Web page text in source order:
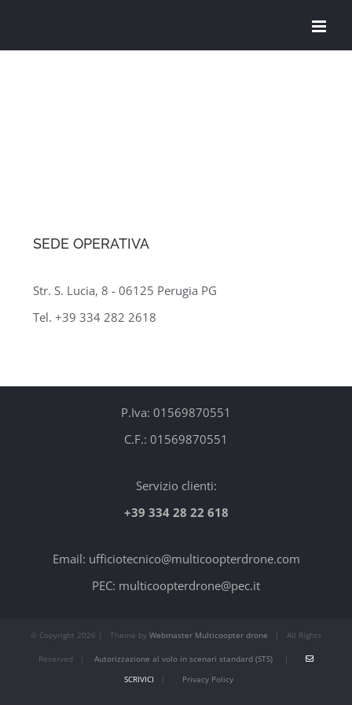
SEDE OPERATIVA
Str. S. Lucia, 8 - 06125 Perugia PG
Tel. +39 334 282 2618
P.Iva: 01569870551
C.F.: 01569870551
Servizio clienti:
+39 334 28 22 618
Email: ufficiotecnico@multicoopterdrone.com
PEC: multicoopterdrone@pec.it
© Copyright 2026 | Theme by Webmaster Multicoopter drone | All Rights
Reserved | Autorizzazione al volo in scenari standard (STS)
|
SCRIVICI | Privacy Policy